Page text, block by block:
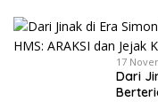
17
Dari